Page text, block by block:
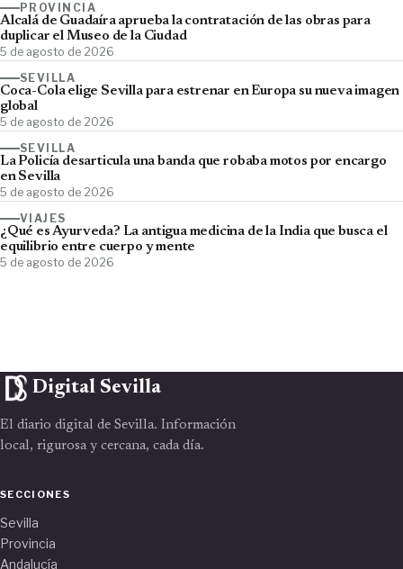
PROVINCIA
Alcalá de Guadaíra aprueba la contratación de las obras para
duplicar el Museo de la Ciudad
5 de agosto de 2026
SEVILLA
Coca-Cola elige Sevilla para estrenar en Europa su nueva imagen
global
5 de agosto de 2026
SEVILLA
La Policía desarticula una banda que robaba motos por encargo
en Sevilla
5 de agosto de 2026
VIAJES
¿Qué es Ayurveda? La antigua medicina de la India que busca el
equilibrio entre cuerpo y mente
5 de agosto de 2026
Digital Sevilla
El diario digital de Sevilla. Información
local, rigurosa y cercana, cada día.
SECCIONES
Sevilla
Provincia
Andalucía